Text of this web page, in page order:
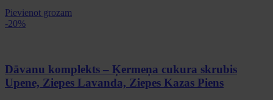
Pievienot grozam
-20%
Dāvanu komplekts – Ķermeņa cukura skrubis
Upene, Ziepes Lavanda, Ziepes Kazas Piens